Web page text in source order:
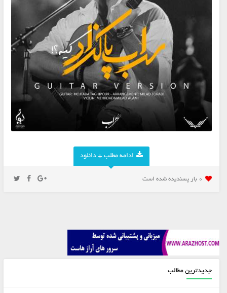
ادامه مطلب + دانلود
0 بار پسنديده شده است
جدیدترین مطالب